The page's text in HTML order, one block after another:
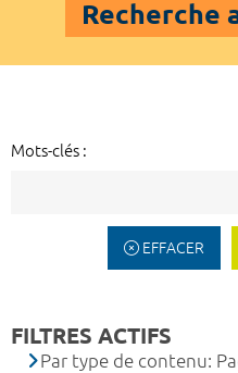
Recherche
Mots-clés :
EFFACER
FILTRES ACTIFS
Par type de contenu: